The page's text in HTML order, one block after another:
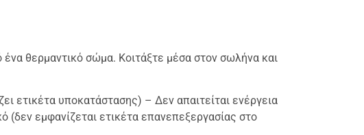
θερμαντικό σώμα. Κοιτάξτε μέσα στον σωλήνα και
ετικέτα υποκατάστασης) – Δεν απαιτείται ενέργεια
(δεν εμφανίζεται ετικέτα επανεπεξεργασίας στο